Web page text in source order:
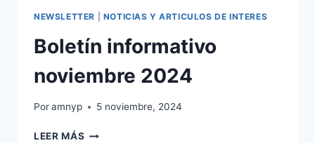
NEWSLETTER NOTICIAS Y ARTICULOS DE INTERES
Boletín informativo
noviembre 2024
Poramnyp 5 noviembre, 2024
LEER MÁS BOLETÍN